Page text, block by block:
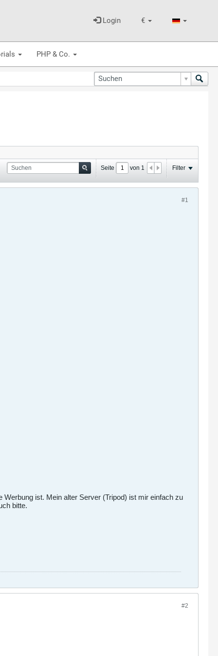
€
Login
PHP & Co.
Seite von 1 Filter
#1
ist. Mein alter Server (Tripod) ist mir einfach zu
bitte.
#2